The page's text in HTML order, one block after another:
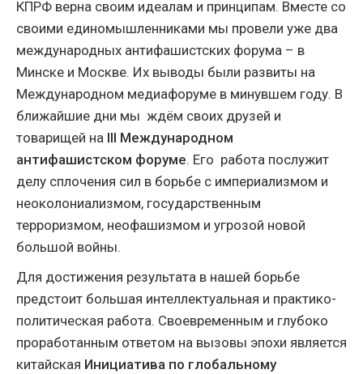
КПРФ верна своим идеалам и принципам. Вместе со
своими единомышленниками мы провели уже два
международных антифашистских форума – в
Минске и Москве. Их выводы были развиты на
Международном медиафоруме в минувшем году. В
ближайшие дни мы ждём своих друзей и
товарищей на III Международном
антифашистском форуме. Его работа послужит
делу сплочения сил в борьбе с империализмом и
неоколониализмом, государственным
терроризмом, неофашизмом и угрозой новой
большой войны.
Для достижения результата в нашей борьбе
предстоит большая интеллектуальная и практико-
политическая работа. Своевременным и глубоко
проработанным ответом на вызовы эпохи является
китайская Инициатива по глобальному